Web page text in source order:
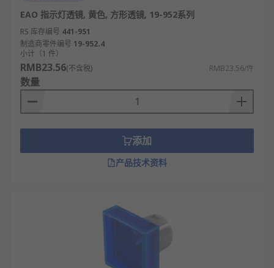
EAO 指示灯透镜, 黄色, 方形透镜, 19-952系列
RS 库存编号 441-951
制造商零件编号 19-952.4
小计（1 件）
RMB23.56(不含税) RMB23.56/件
数量
添加
产品技术资料